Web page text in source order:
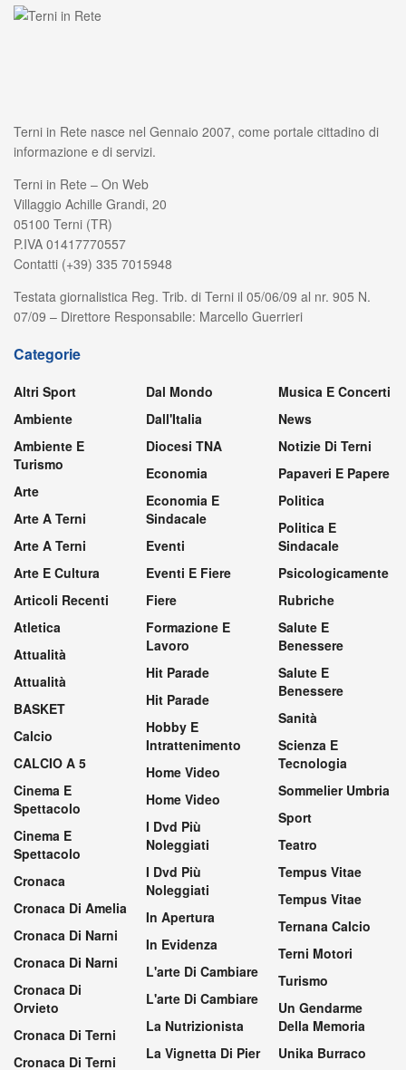
Terni in Rete nasce nel Gennaio 2007, come portale cittadino di
informazione e di servizi.
Terni in Rete – On Web
Villaggio Achille Grandi, 20
05100 Terni (TR)
P.IVA 01417770557
Contatti (+39) 335 7015948
Testata giornalistica Reg. Trib. di Terni il 05/06/09 al nr. 905 N.
07/09 – Direttore Responsabile: Marcello Guerrieri
Categorie
Altri Sport
Ambiente
Ambiente E
Turismo
Arte
Arte A Terni
Arte A Terni
Arte E Cultura
Articoli Recenti
Atletica
Attualità
Attualità
BASKET
Calcio
CALCIO A 5
Cinema E
Spettacolo
Cinema E
Spettacolo
Cronaca
Cronaca Di Amelia
Cronaca Di Narni
Cronaca Di Narni
Cronaca Di
Orvieto
Cronaca Di Terni
Cronaca Di Terni
Dal Mondo
Dall'Italia
Diocesi TNA
Economia
Economia E
Sindacale
Eventi
Eventi E Fiere
Fiere
Formazione E
Lavoro
Hit Parade
Hit Parade
Hobby E
Intrattenimento
Home Video
Home Video
I Dvd Più
Noleggiati
I Dvd Più
Noleggiati
In Apertura
In Evidenza
L'arte Di Cambiare
L'arte Di Cambiare
La Nutrizionista
La Vignetta Di Pier
Musica E Concerti
News
Notizie Di Terni
Papaveri E Papere
Politica
Politica E
Sindacale
Psicologicamente
Rubriche
Salute E
Benessere
Salute E
Benessere
Sanità
Scienza E
Tecnologia
Sommelier Umbria
Sport
Teatro
Tempus Vitae
Tempus Vitae
Ternana Calcio
Terni Motori
Turismo
Un Gendarme
Della Memoria
Unika Burraco